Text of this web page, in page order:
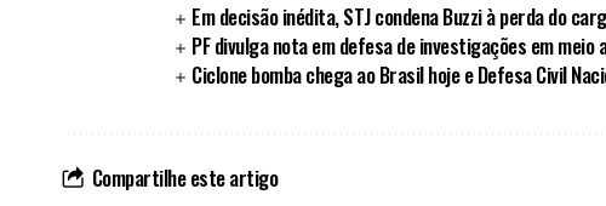
Em decisão inédita, STJ condena Buzzi à perda do
PF divulga nota em defesa de investigações em meio
Ciclone bomba chega ao Brasil hoje e Defesa Civil
Compartilhe este artigo